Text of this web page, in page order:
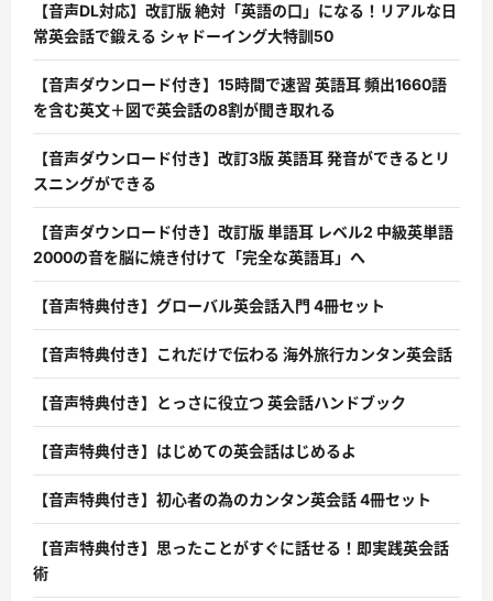
【音声DL対応】改訂版 絶対「英語の口」になる！リアルな日
常英会話で鍛える シャドーイング大特訓50
【音声ダウンロード付き】15時間で速習 英語耳 頻出1660語
を含む英文＋図で英会話の8割が聞き取れる
【音声ダウンロード付き】改訂3版 英語耳 発音ができるとリ
スニングができる
【音声ダウンロード付き】改訂版 単語耳 レベル2 中級英単語
2000の音を脳に焼き付けて「完全な英語耳」へ
【音声特典付き】グローバル英会話入門 4冊セット
【音声特典付き】これだけで伝わる 海外旅行カンタン英会話
【音声特典付き】とっさに役立つ 英会話ハンドブック
【音声特典付き】はじめての英会話はじめるよ
【音声特典付き】初心者の為のカンタン英会話 4冊セット
【音声特典付き】思ったことがすぐに話せる！即実践英会話
術